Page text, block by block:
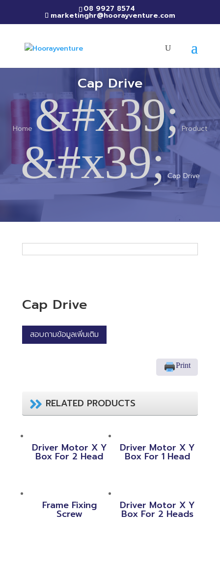
08 9927 8574
marketinghr@hoorayventure.com
Cap Drive
Home &#x39; Product
&#x39; Cap Drive
Cap Drive
สอบถามข้อมูลเพิ่มเติม
Print
RELATED PRODUCTS
Driver Motor X Y
Box For 2 Head
Driver Motor X Y
Box For 1 Head
Frame Fixing
Screw
Driver Motor X Y
Box For 2 Heads